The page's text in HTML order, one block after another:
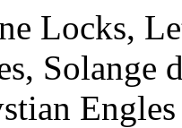
Locks,
Solange